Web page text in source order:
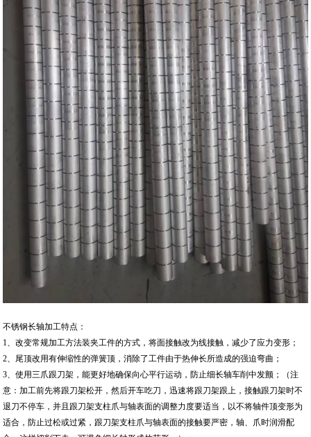
不锈钢长轴加工特点：
1、改变常规加工方法装夹工件的方式，将面接触改为线接触，减少了应力变形；
2、尾顶改用有伸缩性的弹簧顶，消除了工件由于热伸长所造成的强迫弯曲；
3、使用三爪跟刀架，能更好地确保向心平行运动，防止细长轴车削中发颤；（注
意：加工前先将跟刀架松开，然后开车吃刀，迅速将跟刀架跟上，接触跟刀架时不
退刀不停车，并且跟刀架支柱爪与轴表面的调整力度要适当，以不将轴件顶变形为
适合，防止过松或过紧，跟刀架支柱爪与轴表面的接触要严密，轴、爪时润滑配